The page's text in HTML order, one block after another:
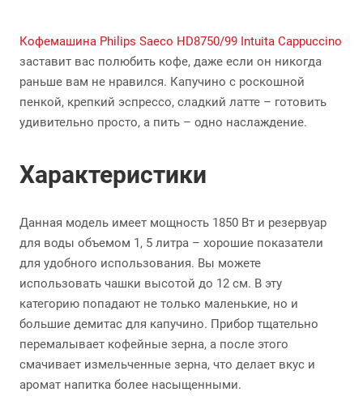
Кофемашина Philips Saeco HD8750/99 Intuita Cappuccino
заставит вас полюбить кофе, даже если он никогда
раньше вам не нравился. Капучино с роскошной
пенкой, крепкий эспрессо, сладкий латте – готовить
удивительно просто, а пить – одно наслаждение.
Характеристики
Данная модель имеет мощность 1850 Вт и резервуар
для воды объемом 1, 5 литра – хорошие показатели
для удобного использования. Вы можете
использовать чашки высотой до 12 см. В эту
категорию попадают не только маленькие, но и
большие демитас для капучино. Прибор тщательно
перемалывает кофейные зерна, а после этого
смачивает измельченные зерна, что делает вкус и
аромат напитка более насыщенными.